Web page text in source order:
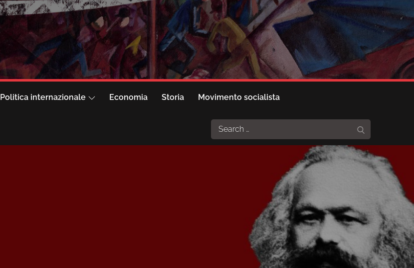
Politica internazionale Economia Storia Movimento socialista
Search
for: